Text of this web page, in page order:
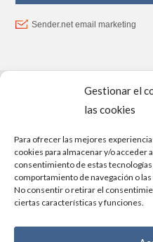
Gestionar el
las cookies
Para ofrecer las mejores
cookies para almacenar y/o acceder
consentimiento de estas
comportamiento de navegación o
No consentir o retirar el
ciertas características y funciones.
PROYECTO
NEXTGENERATIONEU